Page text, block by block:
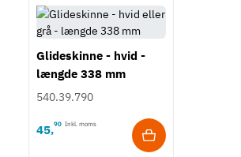
Glideskinne - hvid -
længde 338 mm
540.39.790
45,90 Inkl. moms